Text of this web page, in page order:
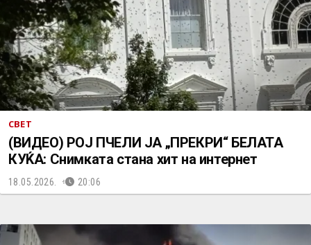
СВЕТ
(ВИДЕО) РОЈ ПЧЕЛИ ЈА „ПРЕКРИ“ БЕЛАТА
КУЌА: Снимката стана хит на интернет
18.05.2026. 20:06